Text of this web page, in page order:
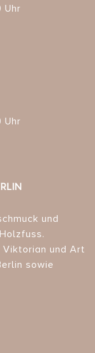
Uhr
Uhr
und
und Art
sowie